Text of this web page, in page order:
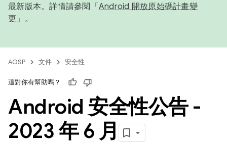
最新版本。詳情請參閱「 Android 開放原始碼計畫變
更 」。
AOSP 文件 安全性
這對你有幫助嗎？
Android 安全性公告 -
2023 年 6 月